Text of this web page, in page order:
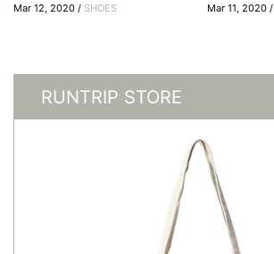
Mar 12, 2020 / SHOES Mar 11, 2020 /
RUNTRIP STORE